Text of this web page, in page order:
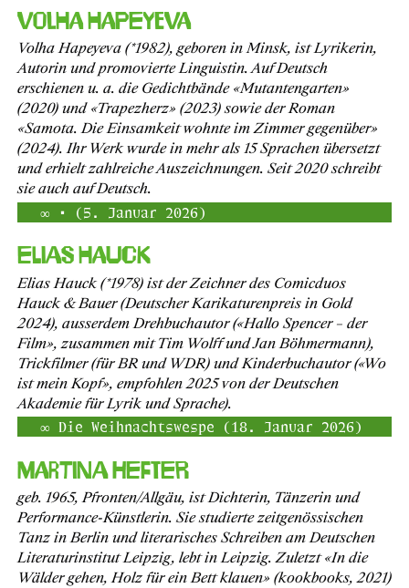
Volha Hapeyeva
Volha Hapeyeva (*1982), geboren in Minsk, ist Lyrikerin,
Autorin und promovierte Linguistin. Auf Deutsch
erschienen u. a. die Gedichtbände «Mutantengarten»
(2020) und «Trapezherz» (2023) sowie der Roman
«Samota. Die Einsamkeit wohnte im Zimmer gegenüber»
(2024). Ihr Werk wurde in mehr als 15 Sprachen übersetzt
und erhielt zahlreiche Auszeichnungen. Seit 2020 schreibt
sie auch auf Deutsch.
• (5. Januar 2026)
Elias Hauck
Elias Hauck (*1978) ist der Zeichner des Comicduos
Hauck & Bauer (Deutscher Karikaturenpreis in Gold
2024), ausserdem Drehbuchautor («Hallo Spencer – der
Film», zusammen mit Tim Wolff und Jan Böhmermann),
Trickfilmer (für BR und WDR) und Kinderbuchautor («Wo
ist mein Kopf», empfohlen 2025 von der Deutschen
Akademie für Lyrik und Sprache).
Die Weihnachtswespe (18. Januar 2026)
Martina Hefter
geb. 1965, Pfronten/Allgäu, ist Dichterin, Tänzerin und
Performance-Künstlerin. Sie studierte zeitgenössischen
Tanz in Berlin und literarisches Schreiben am Deutschen
Literaturinstitut Leipzig, lebt in Leipzig. Zuletzt «In die
Wälder gehen, Holz für ein Bett klauen» (kookbooks, 2021)